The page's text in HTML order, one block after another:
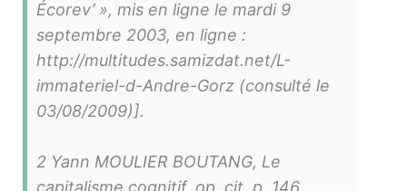
Écorev’ », mis en ligne le mardi 9
septembre 2003, en ligne :
http://multitudes.samizdat.net/L-
immateriel-d-Andre-Gorz (consulté le
03/08/2009)].
2 Yann MOULIER BOUTANG, Le
capitalisme cognitif, op. cit. p. 146.